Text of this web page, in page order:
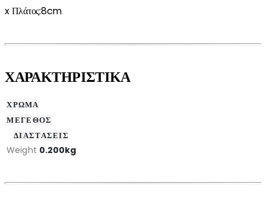
xΠλάτος:8cm
ΧΑΡΑΚΤΗΡΙΣΤΙΚΑ
ΧΡΩΜΑ
ΜΕΓΕΘΟΣ
ΔΙΑΣΤΑΣΕΙΣ
Weight 0.200kg